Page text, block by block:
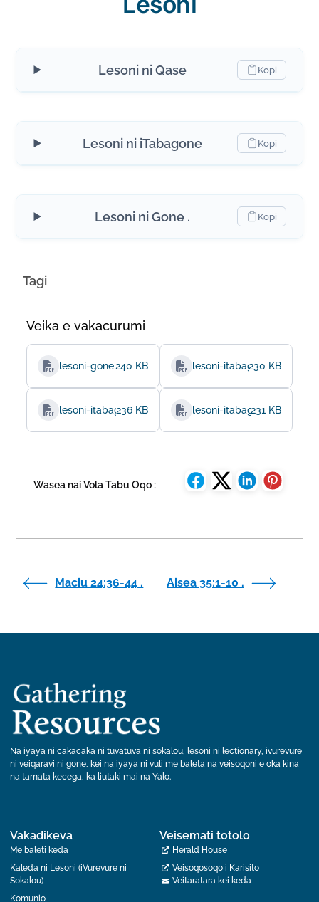
Lesoni ni Qase Kopi
Lesoni ni iTabagone Kopi
Lesoni ni Gone . Kopi
Tagi
Veika e vakacurumi
lesoni-gone-dredre-ituvaki-veivakacacani
240 KB lesoni-itabagone-
230 KB
lesoni-itabagone-vakacegu-matanitu-tara
236 KB lesoni-itabagone-sala
231 KB
Wasea nai Vola Tabu Oqo :
Maciu 24:36-44 . Aisea 35:1-10 .
Na iyaya ni cakacaka ni tuvatuva ni sokalou, lesoni ni lectionary, ivurevure
ni veiqaravi ni gone, kei na iyaya ni vuli me baleta na veisoqoni e oka kina
na tamata kecega, ka liutaki mai na Yalo.
Vakadikeva
Me baleti keda
Kaleda ni Lesoni (iVurevure ni
Sokalou)
Komunio
Veisemati totolo
Herald House
Veisoqosoqo i Karisito
Veitaratara kei keda